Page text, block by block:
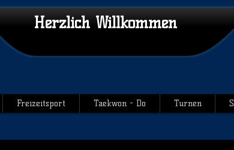
Herzlich Willkommen
Freizeitsport Taekwon - Do Turnen